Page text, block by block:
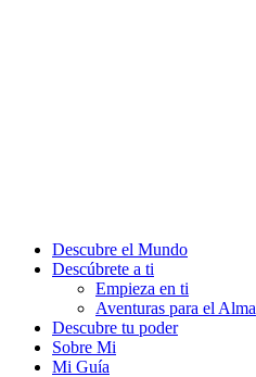
Descubre el Mundo
Descúbrete a ti
Empieza en ti
Aventuras para el Alma
Descubre tu poder
Sobre Mi
Mi Guía